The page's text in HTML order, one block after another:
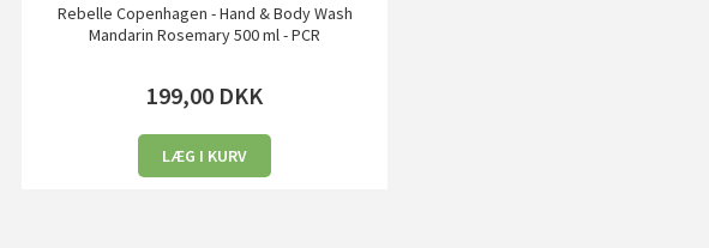
Rebelle Copenhagen - Hand & Body Wash
Mandarin Rosemary 500 ml - PCR
199,00 DKK
LÆG I KURV